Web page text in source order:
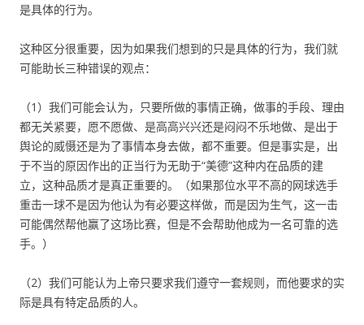
是具体的行为。
这种区分很重要，因为如果我们想到的只是具体的行为，我们就
可能助长三种错误的观点：
（1）我们可能会认为，只要所做的事情正确，做事的手段、理由
都无关紧要，愿不愿做、是高高兴兴还是闷闷不乐地做、是出于
舆论的威慑还是为了事情本身去做，都不重要。但是事实是，出
于不当的原因作出的正当行为无助于“美德”这种内在品质的建
立，这种品质才是真正重要的。（如果那位水平不高的网球选手
重击一球不是因为他认为有必要这样做，而是因为生气，这一击
可能偶然帮他赢了这场比赛，但是不会帮助他成为一名可靠的选
手。）
（2）我们可能认为上帝只要求我们遵守一套规则，而他要求的实
际是具有特定品质的人。